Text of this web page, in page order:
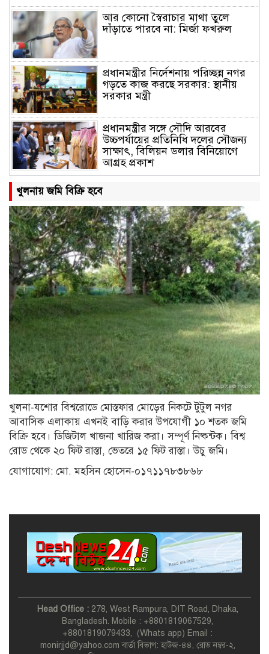
আর কোনো স্বৈরাচার মাথা তুলে
দাঁড়াতে পারবে না: মির্জা ফখরুল
প্রধানমন্ত্রীর নির্দেশনায় পরিচ্ছন্ন নগর
গড়তে কাজ করছে সরকার: স্থানীয়
সরকার মন্ত্রী
প্রধানমন্ত্রীর সঙ্গে সৌদি আরবের
উচ্চপর্যায়ের প্রতিনিধি দলের সৌজন্য
সাক্ষাৎ, বিলিয়ন ডলার বিনিয়োগে
আগ্রহ প্রকাশ
তারেক রহমানের পক্ষ থেকে বন্যার্তদের
আমিন বাবলু
জাতীয় ঐক্যের ডাক দিলেন প্রধানমন্ত্রী
জাতিসংঘ সাধারণ পরিষদের সভাপতি
হলো বাংলাদেশ
খামেনির জানাজা ও দাফন: জিলহজ
মাসের শেষভাগ ও মহররমের শুরুতে
মালয়েশিয়া সফরে যাচ্ছেন প্রধানমন্ত্রী
তারেক রহমান
সংরক্ষিত আসনের এমপিদের
মনোনয়নের গল্প
খুলনায় জমি বিক্রি হবে
খুলনা-যশোর বিশ্বরোডে মোস্তফার মোড়ের নিকটে টুটুল নগর
আবাসিক এলাকায় এখনই বাড়ি করার উপযোগী ১০ শতক জমি
বিক্রি হবে। ডিজিটাল খাজনা খারিজ করা। সম্পূর্ণ নিষ্কন্টক। বিশ্ব
রোড থেকে ২০ ফিট রাস্তা, ভেতরে ১৫ ফিট রাস্তা। উচু জমি।
যোগাযোগ: মো. মহসিন হোসেন-০১৭১১৭৮৩৮৬৮
Head Office :278, West Rampura, DIT Road, Dhaka,
Bangladesh. Mobile : +8801819067529,
+8801819079433, (Whats app) Email :
monirjjd@yahoo.com বার্তা বিভাগ: হাউজ-৪৪, রোড নম্বর-২,